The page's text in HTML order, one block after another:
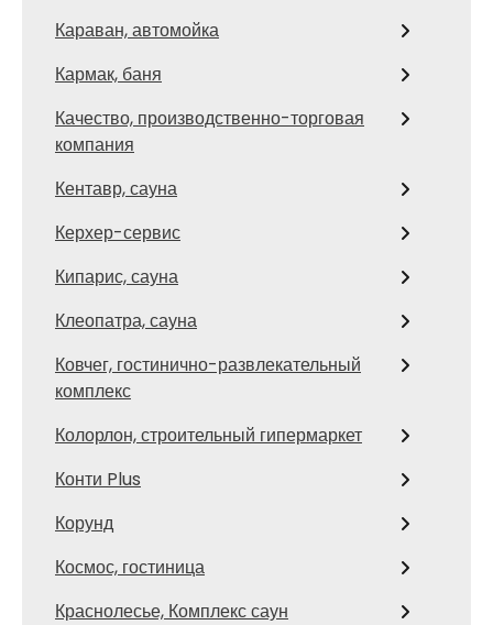
Караван, автомойка
Кармак, баня
Качество, производственно-торговая
компания
Кентавр, сауна
Керхер-сервис
Кипарис, сауна
Клеопатра, сауна
Ковчег, гостинично-развлекательный
комплекс
Колорлон, строительный гипермаркет
Конти Plus
Корунд
Космос, гостиница
Краснолесье, Комплекс саун